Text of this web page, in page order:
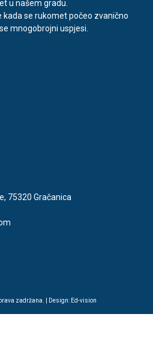
u našem gradu.
kada se rukomet počeo zvanično
mnogobrojni uspjesi.
75320 Gračanica
zadržana. | Design: Ed-vision